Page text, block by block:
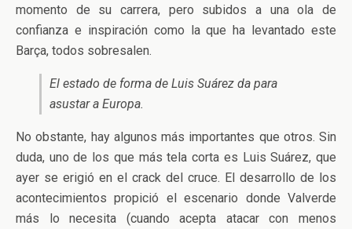
momento de su carrera, pero subidos a una ola de
confianza e inspiración como la que ha levantado este
Barça, todos sobresalen.
El estado de forma de Luis Suárez da para
asustar a Europa.
No obstante, hay algunos más importantes que otros. Sin
duda, uno de los que más tela corta es Luis Suárez, que
ayer se erigió en el crack del cruce. El desarrollo de los
acontecimientos propició el escenario donde Valverde
más lo necesita (cuando acepta atacar con menos